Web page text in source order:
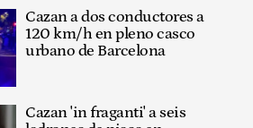
Cazan a dos conductores a
120 km/h en pleno casco
urbano de Barcelona
Cazan 'in fraganti' a seis